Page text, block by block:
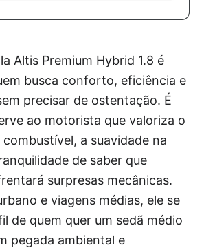
Altis Premium Hybrid 1.8 é
busca conforto, eficiência e
precisar de ostentação. É
ao motorista que valoriza o
a suavidade na
de saber que
surpresas mecânicas.
e viagens médias, ele se
de quem quer um sedã médio
pegada ambiental e